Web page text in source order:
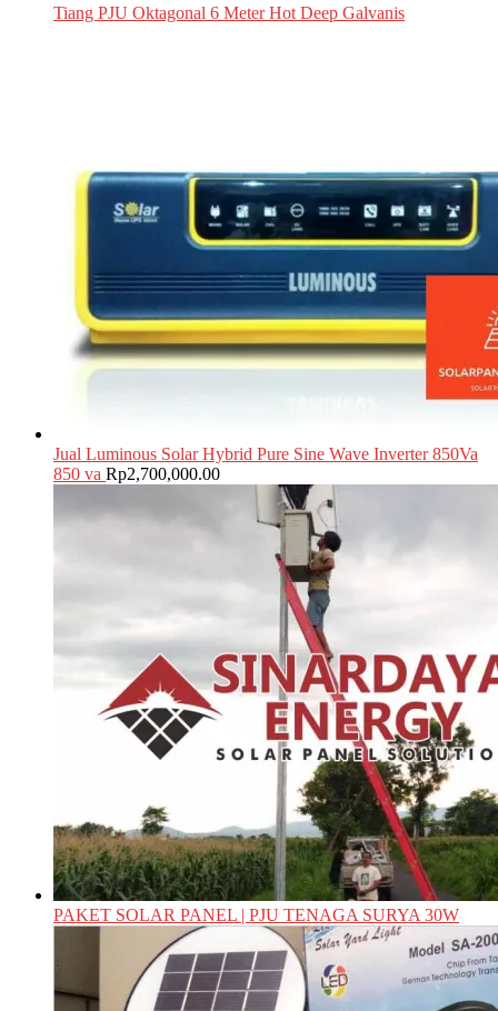
Tiang PJU Oktagonal 6 Meter Hot Deep Galvanis
Jual Luminous Solar Hybrid Pure Sine Wave Inverter 850Va
850 va Rp2,700,000.00
PAKET SOLAR PANEL | PJU TENAGA SURYA 30W